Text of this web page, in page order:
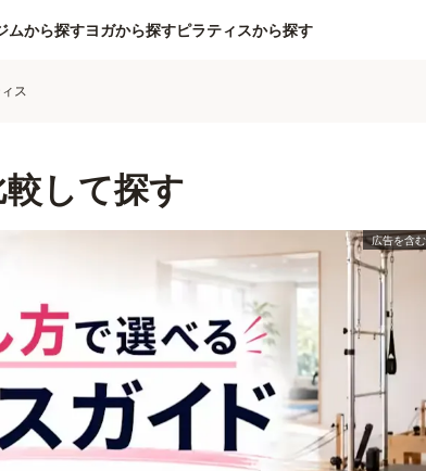
ムから探すヨガから探すピラティスから探す
ス
して探す